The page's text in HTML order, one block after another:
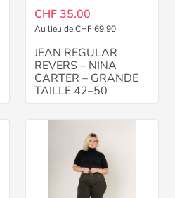
CHF 35.00
Au lieu de CHF 69.90
JEAN REGULAR
REVERS – NINA
CARTER – GRANDE
TAILLE 42–50